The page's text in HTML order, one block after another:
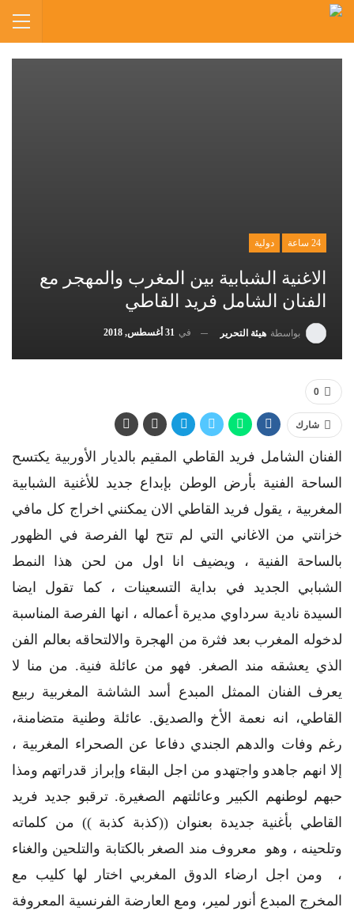
24 ساعة دولية
الاغنية الشبابية بين المغرب والمهجر مع
الفنان الشامل فريد القاطي
بواسطة هيئة التحرير في 31 أغسطس, 2018
0
شارك
الفنان الشامل فريد القاطي المقيم بالديار الأوربية يكتسح
الساحة الفنية بأرض الوطن بإبداع جديد للأغنية الشبابية
المغربية ، يقول فريد القاطي الان يمكنني اخراج كل مافي
خزانتي من الاغاني التي لم تتح لها الفرصة في الظهور
بالساحة الفنية ، ويضيف انا اول من لحن هذا النمط
الشبابي الجديد في بداية التسعينات ، كما تقول ايضا
السيدة نادية سرداوي مديرة أعماله ، انها الفرصة المناسبة
لدخوله المغرب بعد فثرة من الهجرة والالتحاقه بعالم الفن
الذي يعشقه مند الصغر. فهو من عائلة فنية. من منا لا
يعرف الفنان الممثل المبدع أسد الشاشة المغربية ربيع
القاطي، انه نعمة الأخ والصديق. عائلة وطنية متضامنة،
رغم وفات والدهم الجندي دفاعا عن الصحراء المغربية ،
إلا انهم جاهدو واجتهدو من اجل البقاء وإبراز قدراتهم ومذا
حبهم لوطنهم الكبير وعائلتهم الصغيرة. ترقبو جديد فريد
القاطي بأغنية جديدة بعنوان ((كذبة كذبة )) من كلماته
وتلحينه ، وهو معروف مند الصغر بالكتابة والتلحين والغناء
، ومن اجل ارضاء الدوق المغربي اختار لها كليب مع
المخرج المبدع أنور لمير، ومع العارضة الفرنسية المعروفة